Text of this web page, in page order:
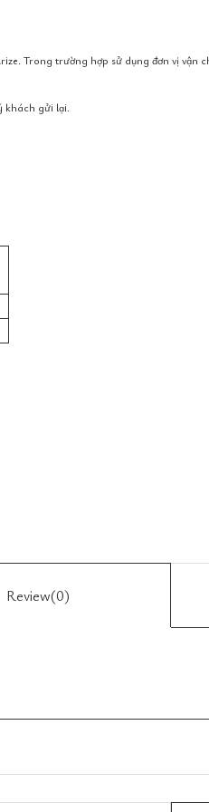
Trong trường hợp sử dụng đơn vị
khách gửi lại.
Review(0)